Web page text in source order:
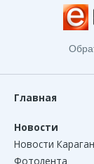
Главная
Новости
Новости
Фотолента